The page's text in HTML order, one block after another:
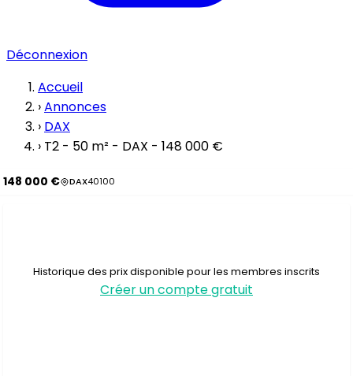
Déconnexion
Accueil
›Annonces
› DAX
› T2 - 50 m² - DAX - 148 000 €
148 000 € DAX40100
Historique des prix disponible pour les membres inscrits
Créer un compte gratuit